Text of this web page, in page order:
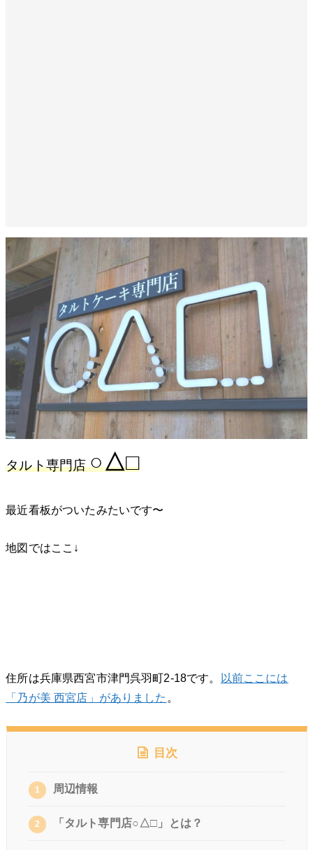
タルト専門店○△□
最近看板がついたみたいです〜
地図ではここ↓
住所は兵庫県西宮市津門呉羽町2-18です。
以前ここには
「乃が美 西宮店」がありました 。
目次
1 周辺情報
2 「タルト専門店○△□」とは？